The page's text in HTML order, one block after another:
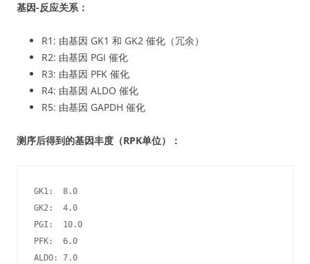
基因-反应关系：
R1: 由基因 GK1 和 GK2 催化（冗余）
R2: 由基因 PGI 催化
R3: 由基因 PFK 催化
R4: 由基因 ALDO 催化
R5: 由基因 GAPDH 催化
测序后得到的基因丰度（RPK单位）：
GK1:  8.0
GK2:  4.0
PGI:  10.0
PFK:  6.0
ALDO: 7.0